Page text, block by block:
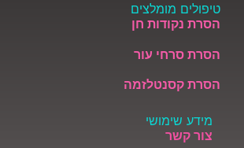
טיפולים מומלצים
הסרת נקודות חן
הסרת סרחי עור
הסרת קסנטלזמה
מידע שימושי
צור קשר